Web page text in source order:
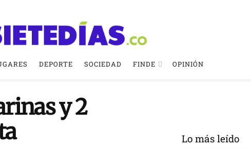
DEPORTE SOCIEDAD FINDE OPINIÓN
y 2
Lo más leído